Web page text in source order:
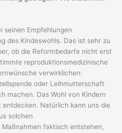
seinen Empfehlungen
des Kindeswohls. Das ist sehr zu
ob die Reformbedarfe nicht erst
reproduktionsmedizinische
verwirklichen:
oder Leihmutterschaft
machen. Das Wohl von Kindern
Natürlich kann uns die
solchen
faktisch entstehen,